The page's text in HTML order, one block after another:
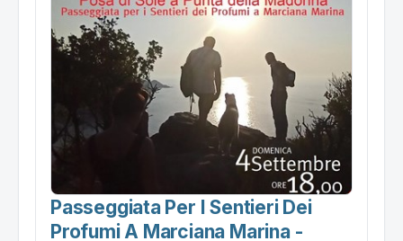
Passeggiata Per I Sentieri Dei
Profumi A Marciana Marina -